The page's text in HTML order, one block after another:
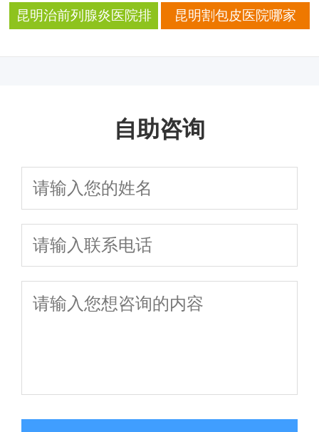
术价格与口碑医院排名
科排名，附价格参考不
好？2025口碑排名前五
前列腺增生患者更专业
昆明治前列腺炎医院排
昆明割包皮医院哪家
自助咨询